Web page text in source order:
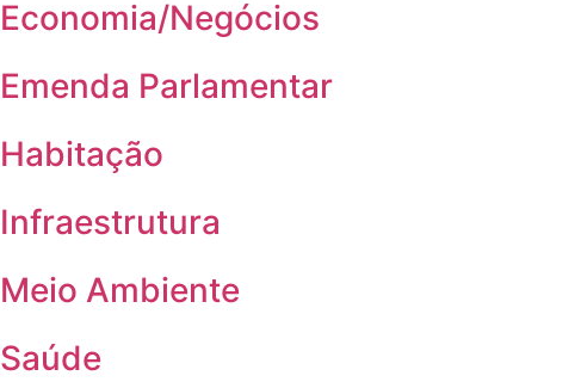
Economia/Negócios
Emenda Parlamentar
Habitação
Infraestrutura
Meio Ambiente
Saúde